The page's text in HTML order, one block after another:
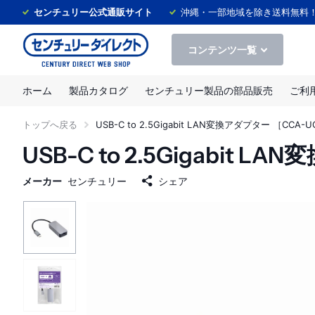
センチュリー公式通販サイト 沖縄・一部地域を除き送料無料
コンテンツ一覧
ホーム 製品カタログ センチュリー製品の部品販売 ご利
トップへ戻る USB-C to 2.5Gigabit LAN変換アダプター ［CCA-
USB-C to 2.5Gigabit LAN
メーカー センチュリー シェア